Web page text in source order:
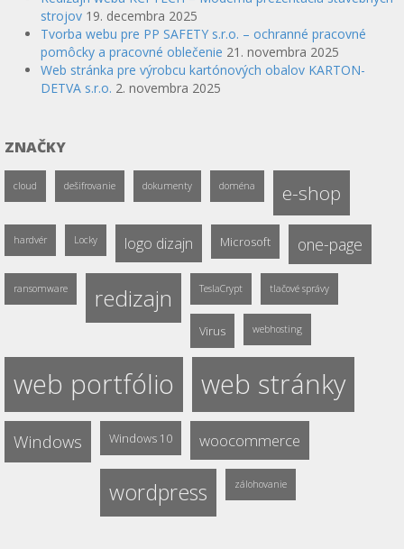
strojov 19. decembra 2025
Tvorba webu pre PP SAFETY s.r.o. – ochranné pracovné
pomôcky a pracovné oblečenie 21. novembra 2025
Web stránka pre výrobcu kartónových obalov KARTON-
DETVA s.r.o. 2. novembra 2025
ZNAČKY
cloud dešifrovanie dokumenty doména e-shop
hardvér Locky logo dizajn Microsoft one-page
ransomware redizajn TeslaCrypt tlačové správy
Virus webhosting
web portfólio web stránky
Windows Windows 10 woocommerce
wordpress zálohovanie